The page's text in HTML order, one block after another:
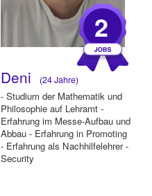
2
Deni (24 Jahre)
- Studium der Mathematik und
Philosophie auf Lehramt -
Erfahrung im Messe-Aufbau und
Abbau - Erfahrung in Promoting
- Erfahrung als Nachhilfelehrer -
Security